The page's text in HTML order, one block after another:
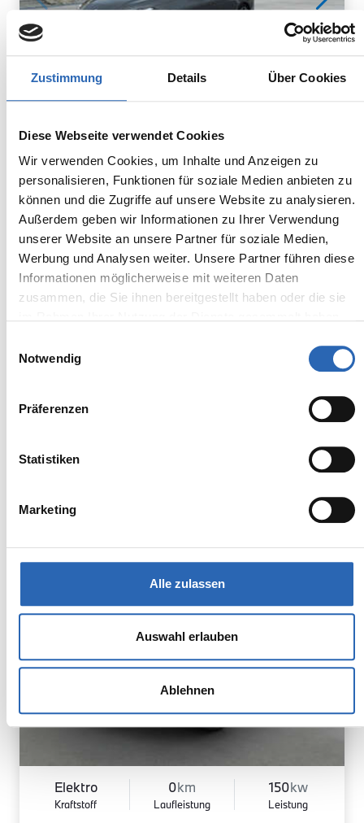
Zustimmung Details Über Cookies
Diese Webseite verwendet Cookies
Wir verwenden Cookies, um Inhalte und Anzeigen zu
personalisieren, Funktionen für soziale Medien anbieten zu
können und die Zugriffe auf unsere Website zu analysieren.
Außerdem geben wir Informationen zu Ihrer Verwendung
unserer Website an unsere Partner für soziale Medien,
Werbung und Analysen weiter. Unsere Partner führen diese
Informationen möglicherweise mit weiteren Daten
zusammen, die Sie ihnen bereitgestellt haben oder die sie
Notwendig
Präferenzen
Statistiken
Marketing
Alle zulassen
Auswahl erlauben
Ablehnen
Benzin 1km
Euro 6
5 Sitze
7 Gänge
1495kg
4 Türen
3 Zylinder
Kraftstoffverbrauch kombiniert:
6 l/100km (WLTP)
CO2-Emissionen kombiniert:
135 g/km (WLTP)
BMW Kürzlich reduziert
59.190,00€
MwSt. ist ausweisbar
Elektro
Kraftstoff
0km
Laufleistung
150kw
Leistung